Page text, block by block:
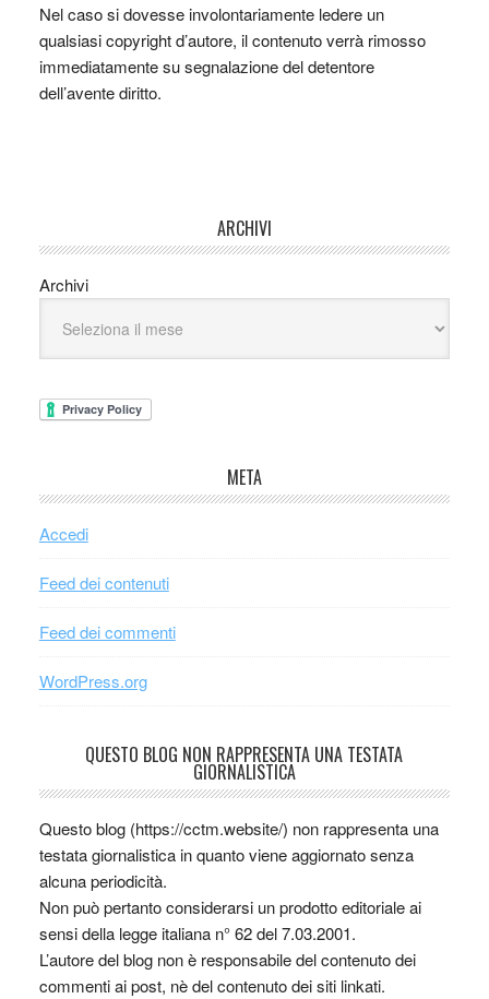
Nel caso si dovesse involontariamente ledere un
qualsiasi copyright d’autore, il contenuto verrà rimosso
immediatamente su segnalazione del detentore
dell’avente diritto.
ARCHIVI
Archivi
META
Accedi
Feed dei contenuti
Feed dei commenti
WordPress.org
QUESTO BLOG NON RAPPRESENTA UNA TESTATA
GIORNALISTICA
Questo blog (https://cctm.website/) non rappresenta una
testata giornalistica in quanto viene aggiornato senza
alcuna periodicità.
Non può pertanto considerarsi un prodotto editoriale ai
sensi della legge italiana n° 62 del 7.03.2001.
L’autore del blog non è responsabile del contenuto dei
commenti ai post, nè del contenuto dei siti linkati.